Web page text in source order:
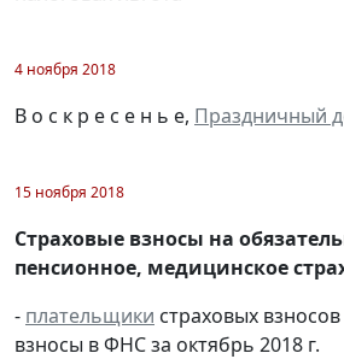
4 ноября 2018
В о с к р е с е н ь е, Праздничный
15 ноября 2018
Страховые взносы на
пенсионное, медицинское
- плательщики страховых взносов
взносы в ФНС за октябрь 2018 г.